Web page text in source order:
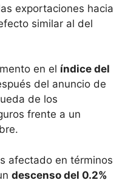
exportaciones hacia
similar al del
en el índice del
del anuncio de
de los
frente a un
afectado en términos
descenso del 0.2%